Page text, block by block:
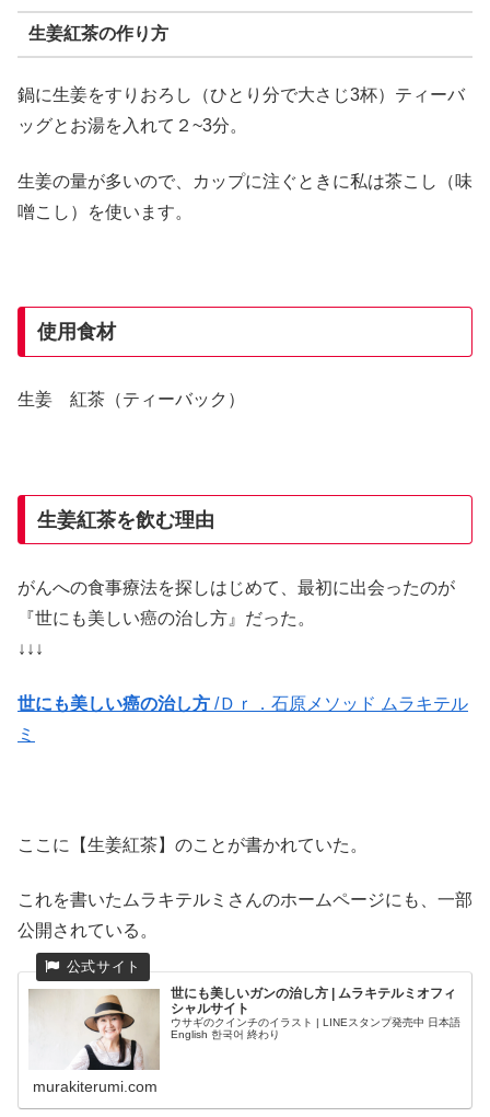
生姜紅茶の作り方
鍋に生姜をすりおろし（ひとり分で大さじ3杯）ティーバ
ッグとお湯を入れて２~3分。
生姜の量が多いので、カップに注ぐときに私は茶こし（味
噌こし）を使います。
使用食材
生姜 紅茶（ティーバック）
生姜紅茶を飲む理由
がんへの食事療法を探しはじめて、最初に出会ったのが
『世にも美しい癌の治し方』だった。
↓↓↓
世にも美しい癌の治し方 /Ｄｒ．石原メソッド ムラキテル
ミ
ここに【生姜紅茶】のことが書かれていた。
これを書いたムラキテルミさんのホームページにも、一部
公開されている。
世にも美しいガンの治し方 | ムラキテルミオフィ
シャルサイト
ウサギのクインチのイラスト | LINEスタンプ発売中 日本語
English 한국어 終わり
murakiterumi.com